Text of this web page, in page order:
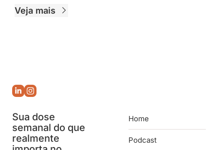
Veja mais
Sua dose
semanal do que
realmente
Home
Podcast